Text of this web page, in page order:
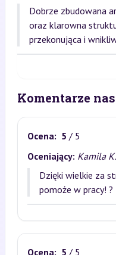
Dobrze zbudowana
oraz klarowna
przekonująca i
Komentarze
Ocena: 5 / 5
Oceniający: Kamila K.
Dzięki wielkie za
pomoże w pracy! ?
Ocena: 5 / 5